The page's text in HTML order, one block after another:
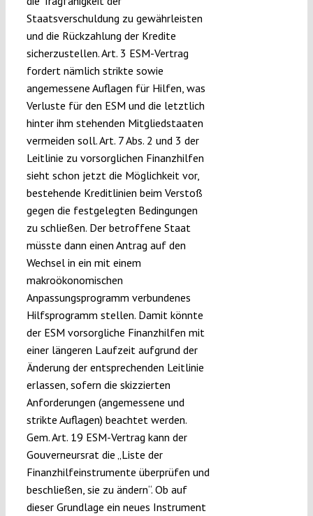
Staatsverschuldung zu gewährleisten
und die Rückzahlung der Kredite
sicherzustellen. Art. 3 ESM-Vertrag
fordert nämlich strikte sowie
angemessene Auflagen für Hilfen, was
Verluste für den ESM und die letztlich
hinter ihm stehenden Mitgliedstaaten
vermeiden soll. Art. 7 Abs. 2 und 3 der
Leitlinie zu vorsorglichen Finanzhilfen
sieht schon jetzt die Möglichkeit vor,
bestehende Kreditlinien beim Verstoß
gegen die festgelegten Bedingungen
zu schließen. Der betroffene Staat
müsste dann einen Antrag auf den
Wechsel in ein mit einem
makroökonomischen
Anpassungsprogramm verbundenes
Hilfsprogramm stellen. Damit könnte
der ESM vorsorgliche Finanzhilfen mit
einer längeren Laufzeit aufgrund der
Änderung der entsprechenden Leitlinie
erlassen, sofern die skizzierten
Anforderungen (angemessene und
strikte Auflagen) beachtet werden.
Gem. Art. 19 ESM-Vertrag kann der
Gouverneursrat die „Liste der
Finanzhilfeinstrumente überprüfen und
beschließen, sie zu ändern“. Ob auf
dieser Grundlage ein neues Instrument